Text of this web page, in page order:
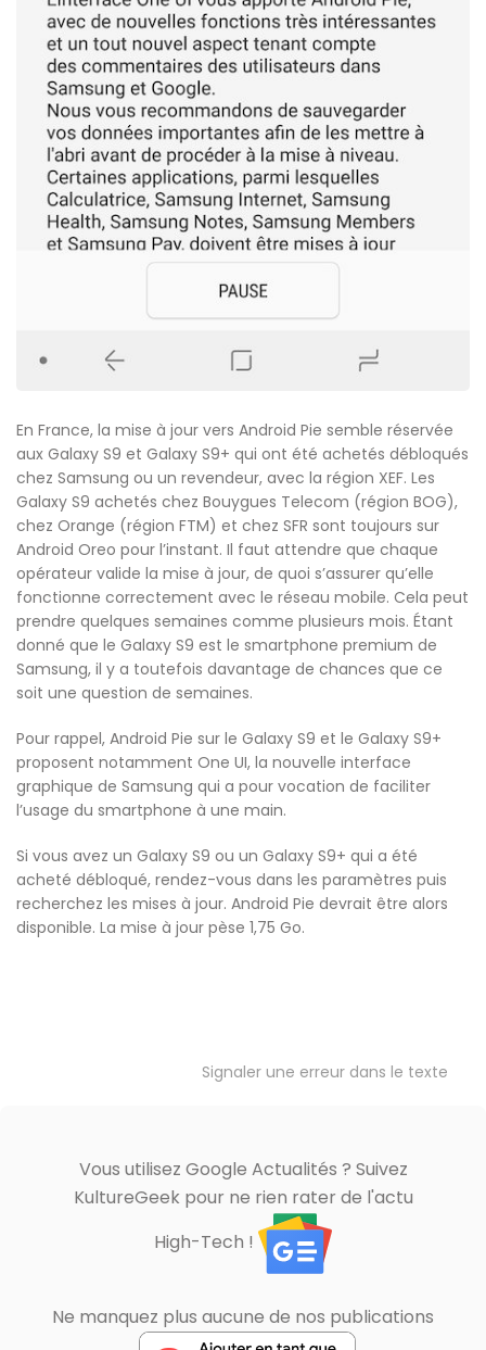
En France, la mise à jour vers Android Pie semble réservée
aux Galaxy S9 et Galaxy S9+ qui ont été achetés débloqués
chez Samsung ou un revendeur, avec la région XEF. Les
Galaxy S9 achetés chez Bouygues Telecom (région BOG),
chez Orange (région FTM) et chez SFR sont toujours sur
Android Oreo pour l’instant. Il faut attendre que chaque
opérateur valide la mise à jour, de quoi s’assurer qu’elle
fonctionne correctement avec le réseau mobile. Cela peut
prendre quelques semaines comme plusieurs mois. Étant
donné que le Galaxy S9 est le smartphone premium de
Samsung, il y a toutefois davantage de chances que ce
soit une question de semaines.
Pour rappel, Android Pie sur le Galaxy S9 et le Galaxy S9+
proposent notamment One UI, la nouvelle interface
graphique de Samsung qui a pour vocation de faciliter
l’usage du smartphone à une main.
Si vous avez un Galaxy S9 ou un Galaxy S9+ qui a été
acheté débloqué, rendez-vous dans les paramètres puis
recherchez les mises à jour. Android Pie devrait être alors
disponible. La mise à jour pèse 1,75 Go.
Signaler une erreur dans le texte
Vous utilisez Google Actualités ? Suivez
KultureGeek pour ne rien rater de l'actu
High-Tech !
Ne manquez plus aucune de nos publications